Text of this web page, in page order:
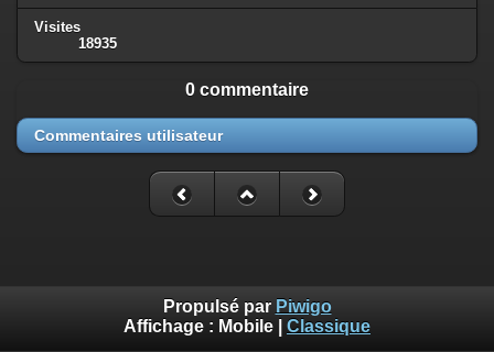
Visites
18935
0 commentaire
Commentaires utilisateur
Propulsé par Piwigo
Affichage : Mobile Classique